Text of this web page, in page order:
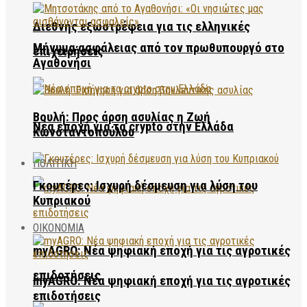
Διεθνής εξωστρέφεια για τις ελληνικές
επιχειρήσεις
Νέα εποχή για τα crypto στην Ελλάδα
ΠΟΛΙΤΙΚΗ
myAGRO: Νέα ψηφιακή εποχή για τις αγροτικές
επιδοτήσεις
Μήνυμα ασφάλειας από τον πρωθυπουργό στο
Αγαθονήσι
Βουλή: Προς άρση ασυλίας η Ζωή
Κωνσταντοπούλου
Γκουτέρες: Ισχυρή δέσμευση για λύση του
Κυπριακού
ΟΙΚΟΝΟΜΙΑ
myAGRO: Νέα ψηφιακή εποχή για τις αγροτικές
επιδοτήσεις